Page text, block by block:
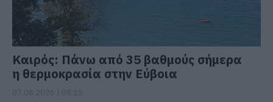
Καιρός: Πάνω από 35 βαθμούς σήμερα
η θερμοκρασία στην Εύβοια